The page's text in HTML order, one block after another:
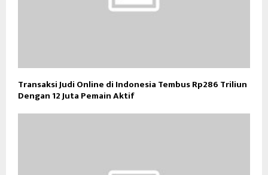
Transaksi Judi Online di Indonesia Tembus Rp286 Triliun
Dengan 12 Juta Pemain Aktif